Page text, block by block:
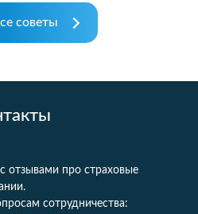
советы
отзывами про страховые
сотрудничества: